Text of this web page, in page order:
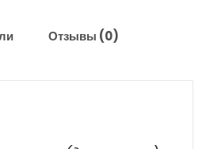
Отзывы (0)